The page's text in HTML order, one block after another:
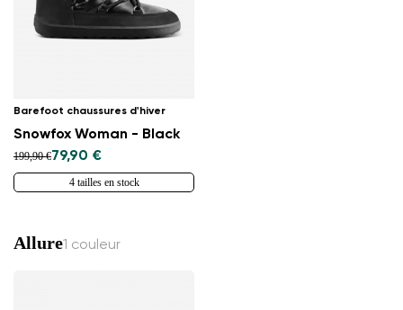
Barefoot chaussures d'hiver
Snowfox Woman - Black
199,90 €79,90 €
4 tailles en stock
Allure1 couleur